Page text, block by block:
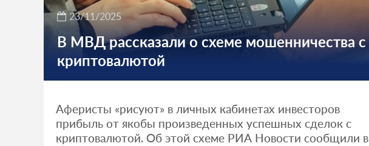
23/11/2025
В МВД рассказали о схеме мошенничества с
криптовалютой
Аферисты «рисуют» в личных кабинетах инвесторов
прибыль от якобы произведенных успешных сделок с
криптовалютой. Об этой схеме РИА Новости сообщили в